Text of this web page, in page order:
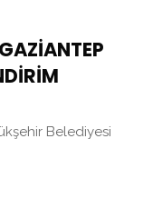
Belediyesi